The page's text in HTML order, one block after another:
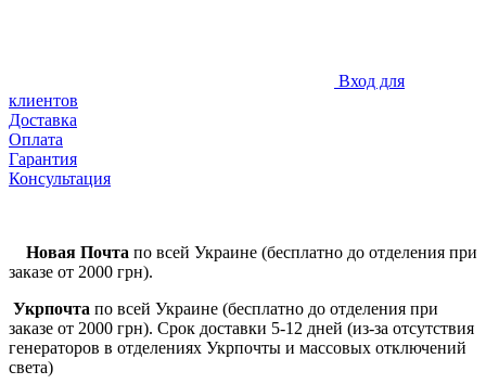
Вход для
клиентов
Доставка
Оплата
Гарантия
Консультация
Новая Почта по всей Украине (бесплатно до отделения при
заказе от 2000 грн).
Укрпочта по всей Украине (бесплатно до отделения при
заказе от 2000 грн). Срок доставки 5-12 дней (из-за отсутствия
генераторов в отделениях Укрпочты и массовых отключений
света)